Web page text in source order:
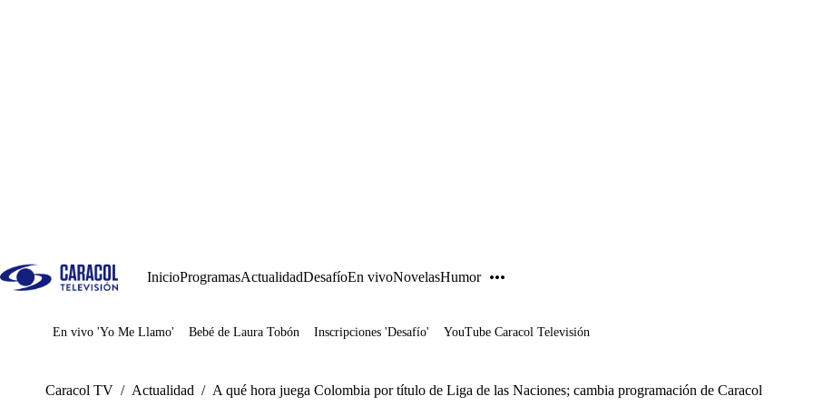
InicioProgramasActualidadDesafíoEn vivoNovelasHumor
Juegos
En vivo 'Yo Me Llamo' Bebé de Laura Tobón Inscripciones 'Desafío' YouTube Caracol Televisión
Caracol TV / Actualidad / A qué hora juega Colombia por título de Liga de las Naciones; cambia programación de Caracol